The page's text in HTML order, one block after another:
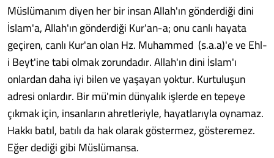
Müslümanım diyen her bir insan Allah'ın gönderdiği dini
İslam'a, Allah'ın gönderdiği Kur'an-a; onu canlı hayata
geçiren, canlı Kur'an olan Hz. Muhammed (s.a.a)'e ve Ehl-
i Beyt'ine tabi olmak zorundadır. Allah'ın dini İslam'ı
onlardan daha iyi bilen ve yaşayan yoktur. Kurtuluşun
adresi onlardır. Bir mü'min dünyalık işlerde en tepeye
çıkmak için, insanların ahretleriyle, hayatlarıyla oynamaz.
Hakkı batıl, batılı da hak olarak göstermez, gösteremez.
Eğer dediği gibi Müslümansa.